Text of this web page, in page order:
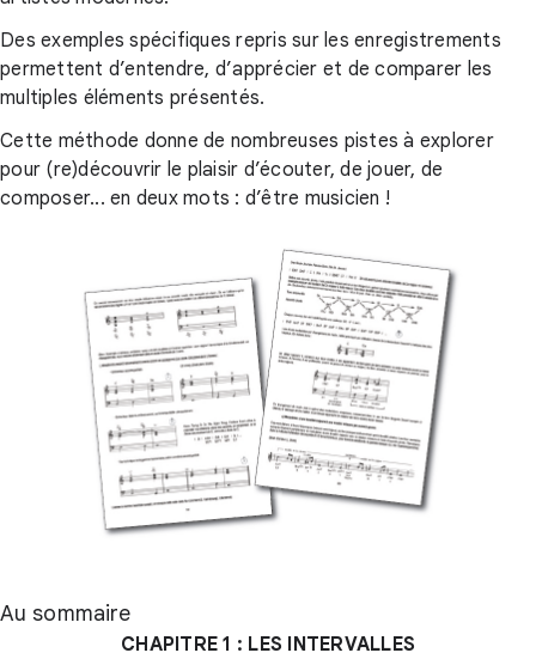
Des exemples spécifiques repris sur les enregistrements
permettent d’entendre, d’apprécier et de comparer les
multiples éléments présentés.
Cette méthode donne de nombreuses pistes à explorer
pour (re)découvrir le plaisir d’écouter, de jouer, de
composer... en deux mots : d’être musicien !
Au sommaire
CHAPITRE 1 : LES INTERVALLES